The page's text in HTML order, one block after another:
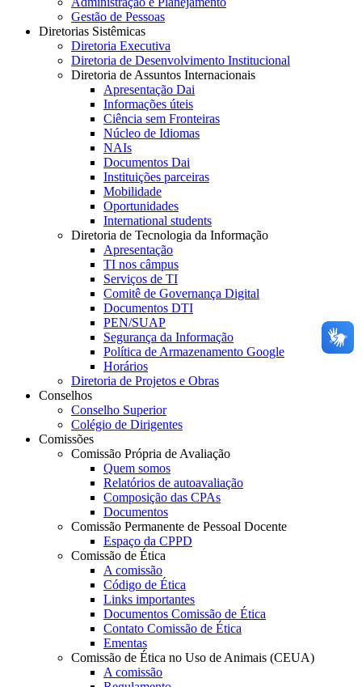
Gestão de Pessoas
Diretorias Sistêmicas
Diretoria Executiva
Diretoria de Desenvolvimento Institucional
Diretoria de Assuntos Internacionais
Apresentação Dai
Informações úteis
Ciência sem Fronteiras
Núcleo de Idiomas
NAIs
Documentos Dai
Instituições parceiras
Mobilidade
Oportunidades
International students
Diretoria de Tecnologia da Informação
Apresentação
TI nos câmpus
Serviços de TI
Comitê de Governança Digital
Documentos DTI
PEN/SUAP
Segurança da Informação
Política de Armazenamento Google
Horários
Diretoria de Projetos e Obras
Conselhos
Conselho Superior
Colégio de Dirigentes
Comissões
Comissão Própria de Avaliação
Quem somos
Relatórios de autoavaliação
Composição das CPAs
Documentos
Comissão Permanente de Pessoal Docente
Espaço da CPPD
Comissão de Ética
A comissão
Código de Ética
Links importantes
Documentos Comissão de Ética
Contato Comissão de Ética
Ementas
Comissão de Ética no Uso de Animais (CEUA)
A comissão